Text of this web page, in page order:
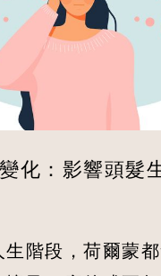
化：影響頭髮
階段，荷爾蒙